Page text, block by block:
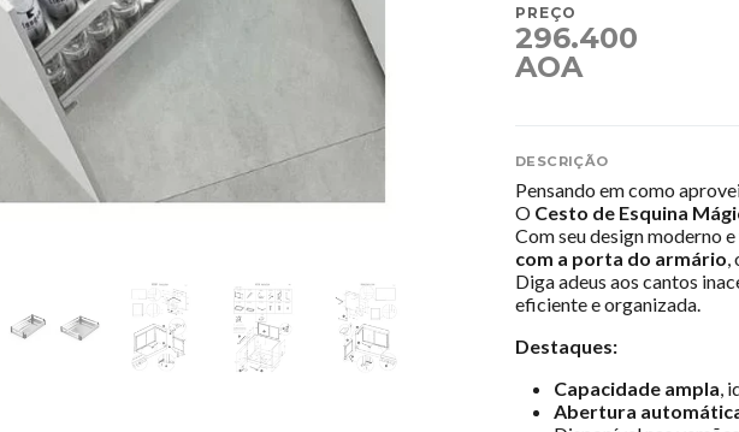
PREÇO
296.400
AOA
DESCRIÇÃO
Pensando em como
O Cesto de Esquina
Com seu design moderno
com a porta do armário,
Diga adeus aos cantos
eficiente e organizada.
Destaques:
Capacidade ampla,
Abertura